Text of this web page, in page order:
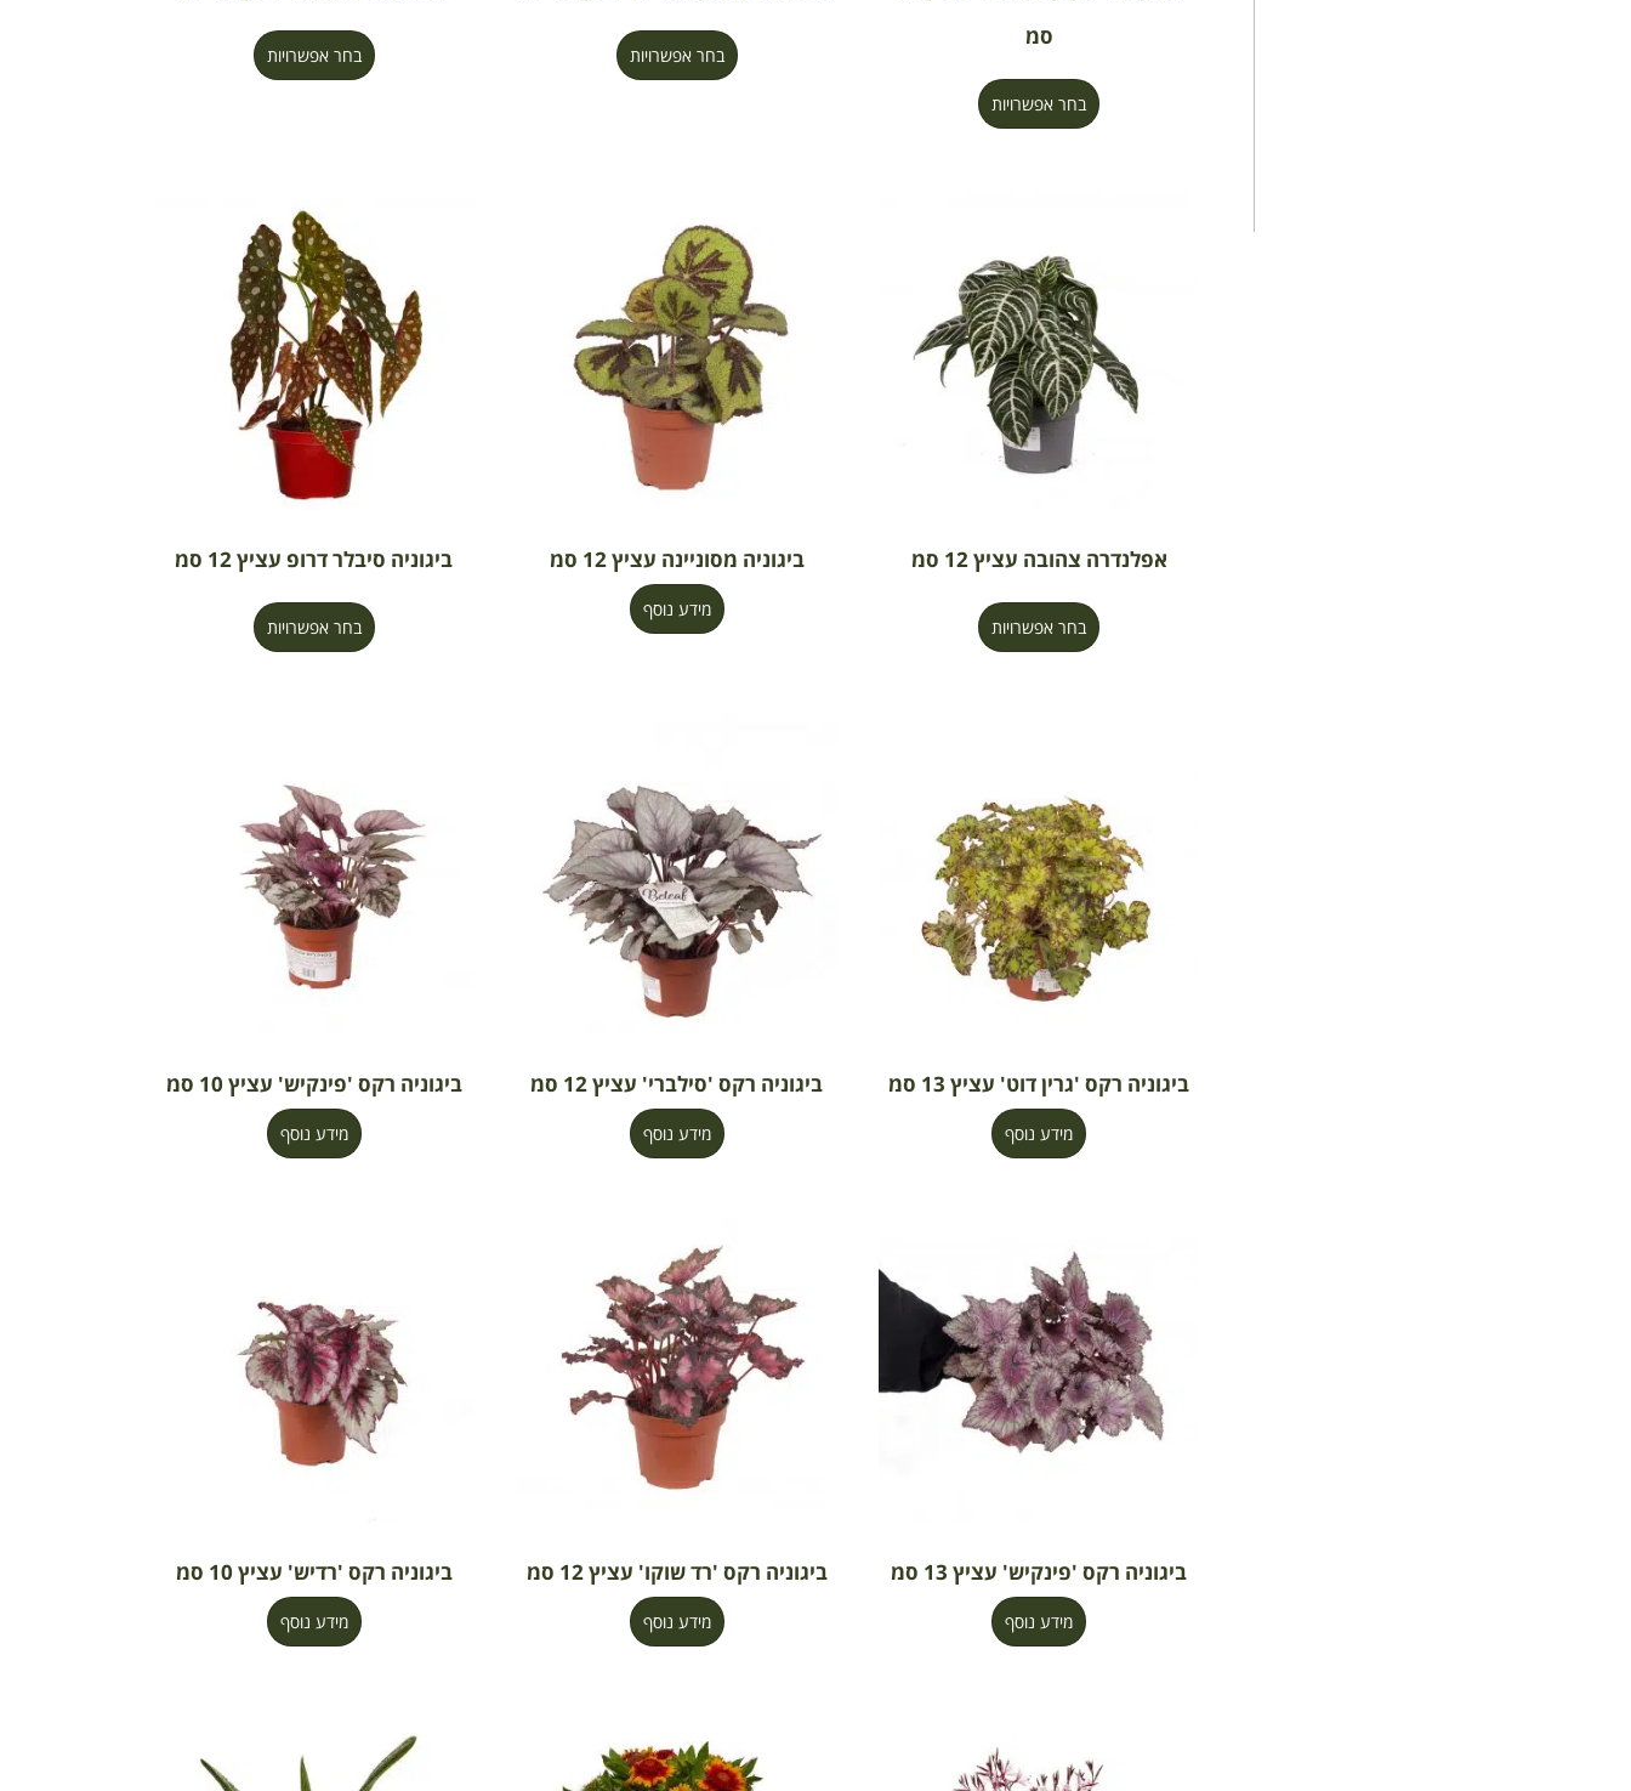
סמ
בחר אפשרויות
בחר אפשרויות בחר אפשרויות
אפלנדרה צהובה עציץ 12 סמ
בחר אפשרויות
ביגוניה מסוניינה עציץ 12 סמ
מידע נוסף
ביגוניה סיבלר דרופ עציץ 12 סמ
בחר אפשרויות
ביגוניה רקס 'גרין דוט' עציץ 13 סמ
מידע נוסף
ביגוניה רקס 'סילברי' עציץ 12 סמ
מידע נוסף
ביגוניה רקס 'פינקיש' עציץ 10 סמ
מידע נוסף
ביגוניה רקס 'פינקיש' עציץ 13 סמ
מידע נוסף
ביגוניה רקס 'רד שוקו' עציץ 12 סמ
מידע נוסף
ביגוניה רקס 'רדיש' עציץ 10 סמ
מידע נוסף